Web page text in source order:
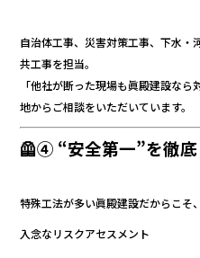
自治体工事、災害対策工事、下水・
共工事を担当。
「他社が断った現場も眞殿建設な
地からご相談をいただいています。
🦺④ “安全第一”を徹
特殊工法が多い眞殿建設だからこそ、
入念なリスクアセスメント